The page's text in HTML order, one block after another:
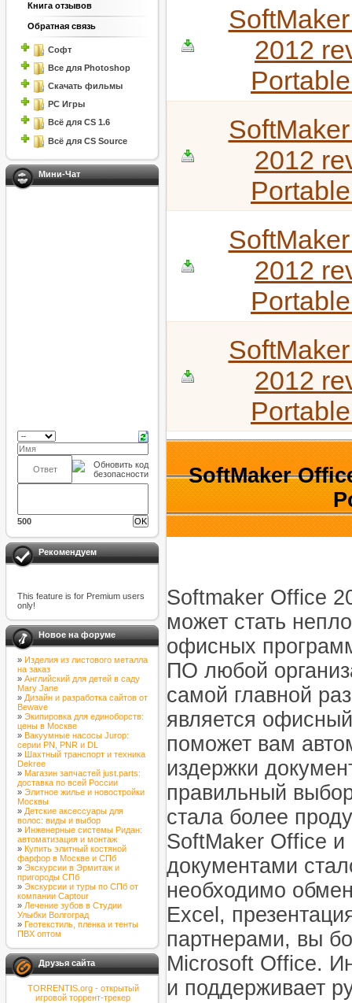
Книга отзывов
Обратная связь
Софт
Все для Photoshop
Скачать фильмы
PC Игры
Всё для CS 1.6
Всё для CS Source
Мини-Чат
500
Рекомендуем
This feature is for Premium users
only!
Новое на форуме
» Изделия из листового металла
на заказ
» Английский для детей в саду
Mary Jane
» Дизайн и разработка сайтов от
Bewave
» Экипировка для единоборств:
цены в Москве
» Вакуумные насосы Jurop:
серии PN, PNR и DL
» Шахтный транспорт и техника
Dekree
» Магазин запчастей just.parts:
доставка по всей России
» Элитное жилье и новостройки
Москвы
» Детские аксессуары для
волос: виды и выбор
» Инженерные системы Ридан:
автоматизация и монтаж
» Купить элитный костяной
фарфор в Москве и СПб
» Экскурсии в Эрмитаж и
пригороды СПб
» Экскурсии и туры по СПб от
компании Captour
» Лечение зубов в Студии
Улыбки Волгоград
» Геотекстиль, пленка и тенты
ПВХ оптом
Друзья сайта
TORRENTIS.org - открытый
игровой торрент-трекер
2012
2012
2012
2012
SoftMaker
Softmaker Office
может стать
офисных
ПО любой
самой главной
является
поможет вам
издержки
правильный
стала более
SoftMaker Office и
документами
необходимо
Excel,
партнерами, вы
Microsoft Office.
и поддерживает